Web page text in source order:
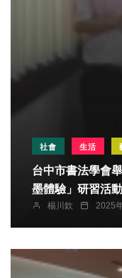
社會 生活
台中市書法學會
墨體驗」研習活動
楊川欽 2025